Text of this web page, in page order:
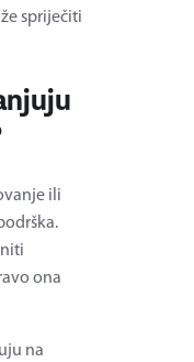
spriječiti
ili
ona
na